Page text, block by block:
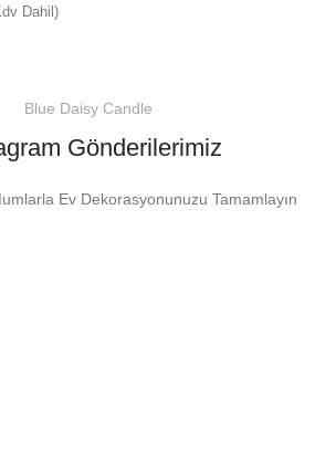
Dahil)
Blue Daisy Candle
Gönderilerimiz
Ev Dekorasyonunuzu Tamamlayın